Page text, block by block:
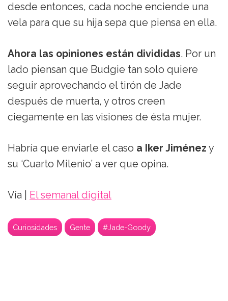
desde entonces, cada noche enciende una
vela para que su hija sepa que piensa en ella.
Ahora las opiniones están divididas. Por un
lado piensan que Budgie tan solo quiere
seguir aprovechando el tirón de Jade
después de muerta, y otros creen
ciegamente en las visiones de ésta mujer.
Habría que enviarle el caso a Iker Jiménez y
su ‘Cuarto Milenio’ a ver que opina.
Vía | El semanal digital
Curiosidades Gente #Jade-Goody